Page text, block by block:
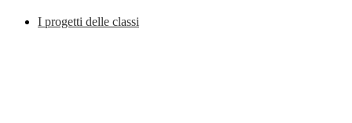
I progetti delle classi